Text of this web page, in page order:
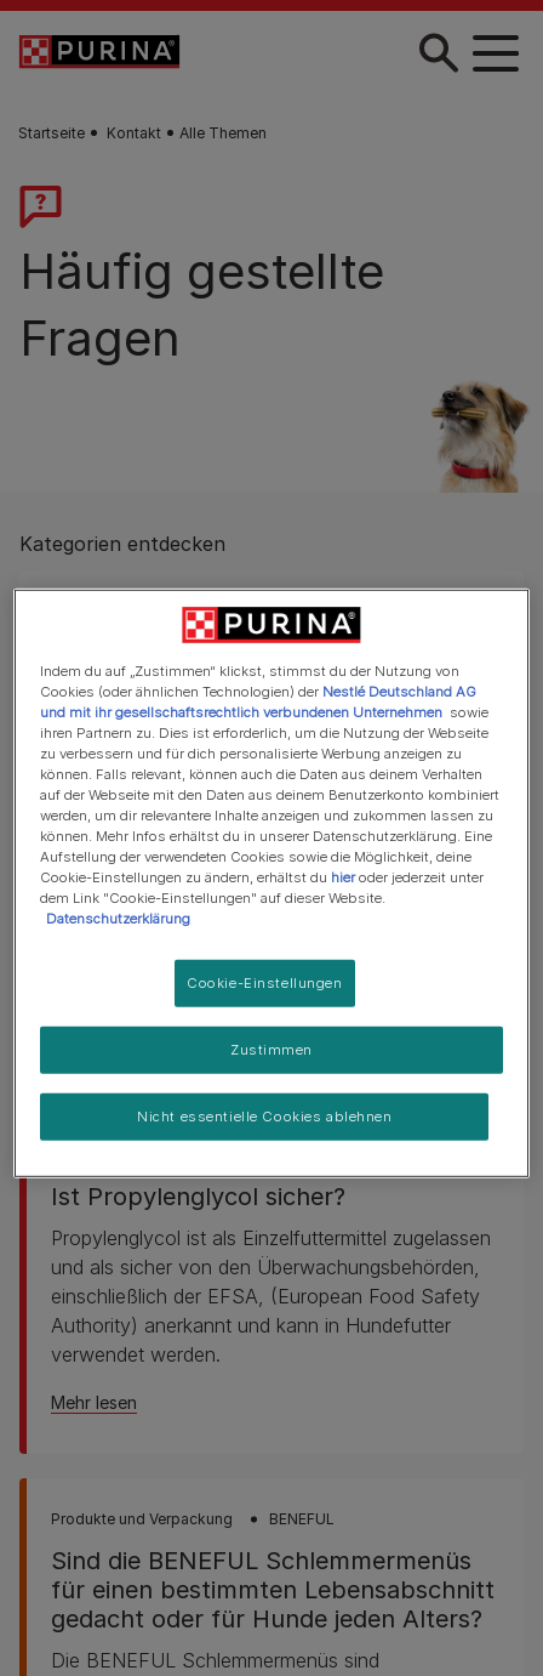
Zum Hauptinhalt springen
Startseite Kontakt Alle Themen
Häufig gestellte
Fragen
Kategorien entdecken
Filter by brand:
Katzengesundheit und -Ernährung
Wie lange sind Katzen schwanger?
Die Trächtigkeit bei Katzen dauert in der Regel 63
bis 67 Tage, allerdings lässt sich kaum genau
bestimmen, wie lange eine Katze trächtig ist.
Ist Propylenglycol sicher?
Propylenglycol ist als Einzelfuttermittel zugelassen
und als sicher von den Überwachungsbehörden,
einschließlich der EFSA, (European Food Safety
Authority) anerkannt und kann in Hundefutter
verwendet werden.
Mehr lesen
Produkte und Verpackung BENEFUL
Sind die BENEFUL Schlemmermenüs
für einen bestimmten Lebensabschnitt
gedacht oder für Hunde jeden Alters?
Die BENEFUL Schlemmermenüs sind
Indem du auf „Zustimmen“ klickst, stimmst du der Nutzung von
Cookies (oder ähnlichen Technologien) der Nestlé Deutschland AG
und mit ihr gesellschaftsrechtlich verbundenen Unternehmen sowie
ihren Partnern zu. Dies ist erforderlich, um die Nutzung der Webseite
zu verbessern und für dich personalisierte Werbung anzeigen zu
können. Falls relevant, können auch die Daten aus deinem Verhalten
auf der Webseite mit den Daten aus deinem Benutzerkonto kombiniert
werden, um dir relevantere Inhalte anzeigen und zukommen lassen zu
können. Mehr Infos erhältst du in unserer Datenschutzerklärung. Eine
Aufstellung der verwendeten Cookies sowie die Möglichkeit, deine
Cookie-Einstellungen zu ändern, erhältst du hieroder jederzeit unter
dem Link "Cookie-Einstellungen" auf dieser Website.
Datenschutzerklärung
Cookie-Einstellungen
Nicht essentielle Cookies ablehnen
Zustimmen